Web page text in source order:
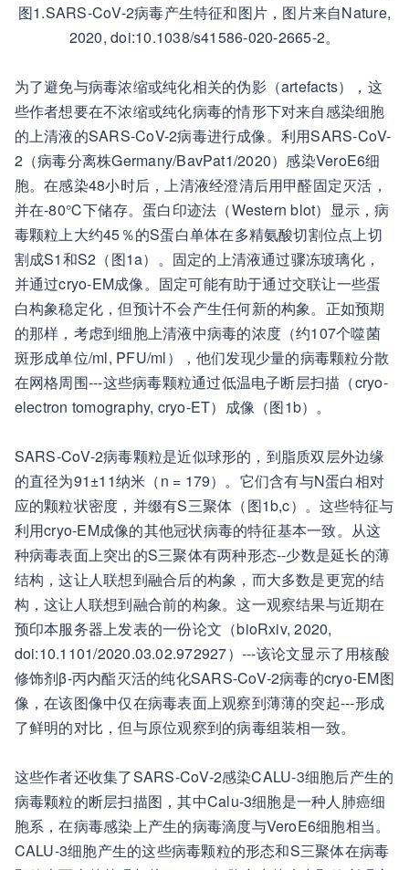
图1.SARS-CoV-2病毒产生特征和图片，图片来自Nature,
2020, doi:10.1038/s41586-020-2665-2。
为了避免与病毒浓缩或纯化相关的伪影（artefacts），这
些作者想要在不浓缩或纯化病毒的情形下对来自感染细胞
的上清液的SARS-CoV-2病毒进行成像。利用SARS-CoV-
2（病毒分离株Germany/BavPat1/2020）感染VeroE6细
胞。在感染48小时后，上清液经澄清后用甲醛固定灭活，
并在-80℃下储存。蛋白印迹法（Western blot）显示，病
毒颗粒上大约45％的S蛋白单体在多精氨酸切割位点上切
割成S1和S2（图1a）。固定的上清液通过骤冻玻璃化，
并通过cryo-EM成像。固定可能有助于通过交联让一些蛋
白构象稳定化，但预计不会产生任何新的构象。正如预期
的那样，考虑到细胞上清液中病毒的浓度（约107个噬菌
斑形成单位/ml, PFU/ml），他们发现少量的病毒颗粒分散
在网格周围---这些病毒颗粒通过低温电子断层扫描（cryo-
electron tomography, cryo-ET）成像（图1b）。
SARS-CoV-2病毒颗粒是近似球形的，到脂质双层外边缘
的直径为91±11纳米（n = 179）。它们含有与N蛋白相对
应的颗粒状密度，并缀有S三聚体（图1b,c）。这些特征与
利用cryo-EM成像的其他冠状病毒的特征基本一致。从这
种病毒表面上突出的S三聚体有两种形态--少数是延长的薄
结构，这让人联想到融合后的构象，而大多数是更宽的结
构，这让人联想到融合前的构象。这一观察结果与近期在
预印本服务器上发表的一份论文（bioRxiv, 2020,
doi:10.1101/2020.03.02.972927）---该论文显示了用核酸
修饰剂β-丙内酯灭活的纯化SARS-CoV-2病毒的cryo-EM图
像，在该图像中仅在病毒表面上观察到薄薄的突起---形成
了鲜明的对比，但与原位观察到的病毒组装相一致。
这些作者还收集了SARS-CoV-2感染CALU-3细胞后产生的
病毒颗粒的断层扫描图，其中Calu-3细胞是一种人肺癌细
胞系，在病毒感染上产生的病毒滴度与VeroE6细胞相当。
CALU-3细胞产生的这些病毒颗粒的形态和S三聚体在病毒